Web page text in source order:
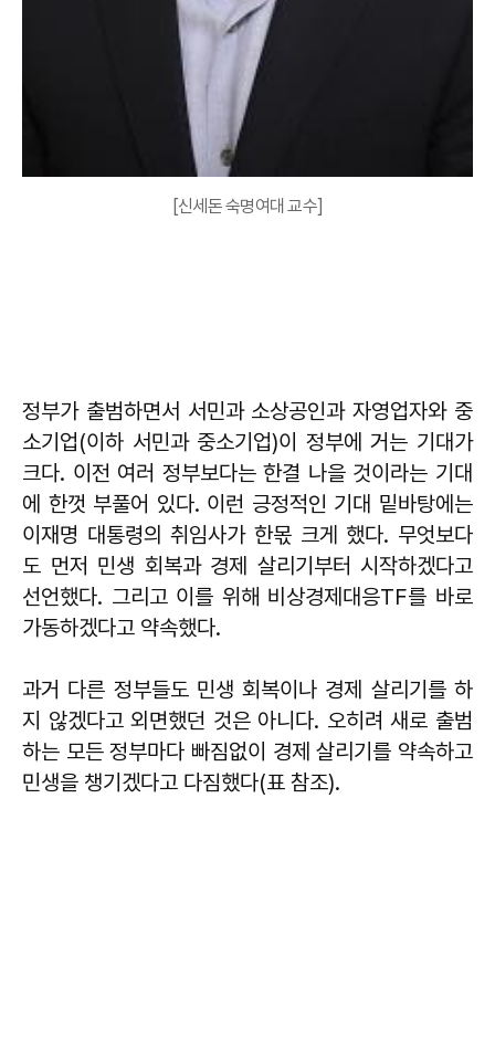
[신세돈 숙명여대 교수]
정부가 출범하면서 서민과 소상공인과 자영업자와 중
소기업(이하 서민과 중소기업)이 정부에 거는 기대가
크다. 이전 여러 정부보다는 한결 나을 것이라는 기대
에 한껏 부풀어 있다. 이런 긍정적인 기대 밑바탕에는
이재명 대통령의 취임사가 한몫 크게 했다. 무엇보다
도 먼저 민생 회복과 경제 살리기부터 시작하겠다고
선언했다. 그리고 이를 위해 비상경제대응TF를 바로
가동하겠다고 약속했다.
과거 다른 정부들도 민생 회복이나 경제 살리기를 하
지 않겠다고 외면했던 것은 아니다. 오히려 새로 출범
하는 모든 정부마다 빠짐없이 경제 살리기를 약속하고
민생을 챙기겠다고 다짐했다(표 참조).